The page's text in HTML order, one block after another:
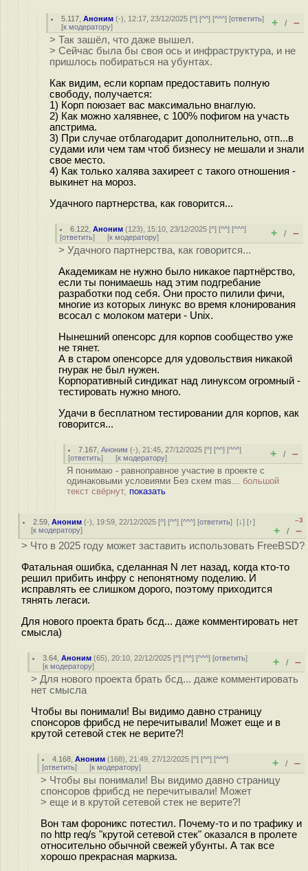
5.117 ,Аноним (-), 12:17, 23/12/2025 [^] [^^] [^^^] [ответить]
[к модератору] + / –
> Так зашёл, что даже вышел.
> Сейчас была бы своя ось и инфраструктура, и не
пришлось побираться на убунтах.
Как видим, если корпам предоставить полную
свободу, получается:
1) Корп поюзает вас максимально внаглую.
2) Как можно халявнее, с 100% пофигом на участь
апстрима.
3) При случае отблагодарит дополнительно, отп...в
судами или чем там чтоб бизнесу не мешали и знали
свое место.
4) Как только халява захиреет с такого отношения -
выкинет на мороз.
Удачного партнерства, как говорится...
6.122 ,Аноним (123), 15:10, 23/12/2025 [^] [^^] [^^^]
[ответить] [к модератору] + / –
> Удачного партнерства, как говорится...
Академикам не нужно было никакое партнёрство,
если ты понимаешь над этим подгребание
разработки под себя. Они просто пилили фичи,
многие из которых линукс во время клонирования
всосал с молоком матери - Unix.
Нынешний опенсорс для корпов сообщество уже
не тянет.
А в старом опенсорсе для удовольствия никакой
гнурак не был нужен.
Корпоративный синдикат над линуксом огромный -
тестировать нужно много.
Удачи в бесплатном тестировании для корпов, как
говорится...
7.167 ,Аноним (-), 21:45, 27/12/2025 [^] [^^] [^^^]
[ответить] [к модератору] + / –
Я понимаю - равноправное участие в проекте с
одинаковыми условиями Без схем mas... большой
текст свёрнут, показать
2.59 ,Аноним (-), 19:59, 22/12/2025 [^] [^^] [^^^] [ответить][↓] [↑]
[к модератору]
–3
+ / –
> Что в 2025 году может заставить использовать FreeBSD?
Фатальная ошибка, сделанная N лет назад, когда кто-то
решил прибить инфру с непонятному поделию. И
исправлять ее слишком дорого, поэтому приходится
тянять легаси.
Для нового проекта брать бсд... даже комментировать нет
смысла)
3.64 ,Аноним (65), 20:10, 22/12/2025 [^] [^^] [^^^] [ответить]
[к модератору] + / –
> Для нового проекта брать бсд... даже комментировать
нет смысла
Чтобы вы понимали! Вы видимо давно страницу
спонсоров фрибсд не перечитывали! Может еще и в
крутой сетевой стек не верите?!
4.168 ,Аноним (168), 21:49, 27/12/2025 [^] [^^] [^^^]
[ответить] [к модератору] + / –
> Чтобы вы понимали! Вы видимо давно страницу
спонсоров фрибсд не перечитывали! Может
> еще и в крутой сетевой стек не верите?!
Вон там фороникс потестил. Почему-то и по трафику и
по http req/s "крутой сетевой стек" оказался в пролете
относительно обычной свежей убунты. А так все
хорошо прекрасная маркиза.